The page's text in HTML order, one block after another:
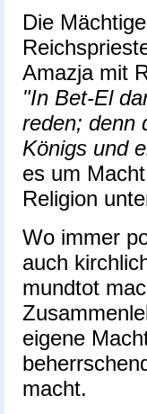
Die
Amazja mit
"In Bet-El
reden; denn
Königs und
es um
Religion
Wo immer
auch
mundtot
eigene
macht.